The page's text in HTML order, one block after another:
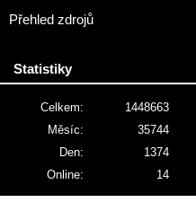
Přehled zdrojů
Statistiky
Online: 14
Celkem:
1448663
Měsíc:
35744
Den:
1374